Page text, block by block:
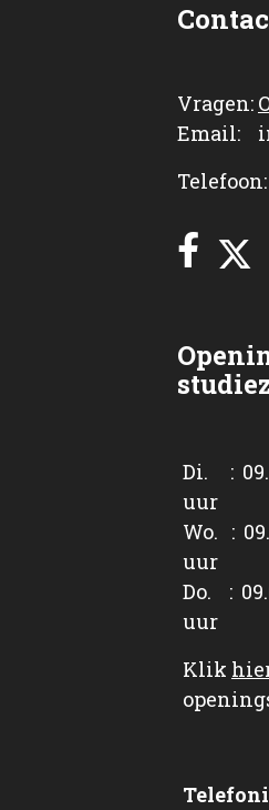
Vragen:
Email:
Di. :
uur
Wo. :
uur
Do. :
uur
Klik